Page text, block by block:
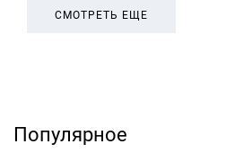
СМОТРЕТЬ ЕЩЕ
Популярное